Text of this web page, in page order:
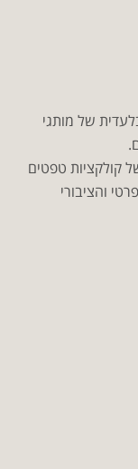
של מותגי
קולקציות טפטים
והציבורי